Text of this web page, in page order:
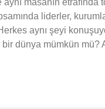
masanın etrafında
liderler,
aynı şeyi
dünya mümkün mü?